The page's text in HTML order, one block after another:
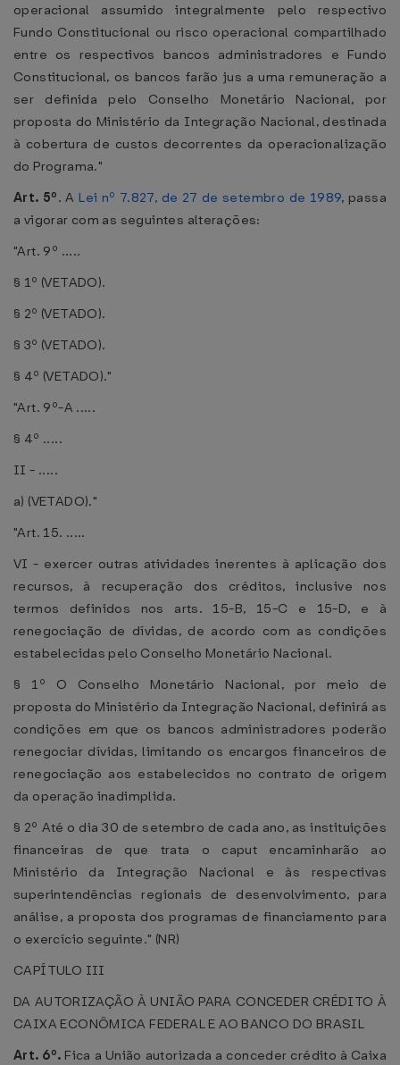
operacional assumido integralmente pelo respectivo
Fundo Constitucional ou risco operacional compartilhado
entre os respectivos bancos administradores e Fundo
Constitucional, os bancos farão jus a uma remuneração a
ser definida pelo Conselho Monetário Nacional, por
proposta do Ministério da Integração Nacional, destinada
à cobertura de custos decorrentes da operacionalização
do Programa."
Art. 5º. A Lei nº 7.827, de 27 de setembro de 1989, passa
a vigorar com as seguintes alterações:
"Art. 9º .....
§ 1º (VETADO).
§ 2º (VETADO).
§ 3º (VETADO).
§ 4º (VETADO)."
"Art. 9º-A .....
§ 4º .....
II - .....
a) (VETADO)."
"Art. 15. .....
VI - exercer outras atividades inerentes à aplicação dos
recursos, à recuperação dos créditos, inclusive nos
termos definidos nos arts. 15-B, 15-C e 15-D, e à
renegociação de dívidas, de acordo com as condições
estabelecidas pelo Conselho Monetário Nacional.
§ 1º O Conselho Monetário Nacional, por meio de
proposta do Ministério da Integração Nacional, definirá as
condições em que os bancos administradores poderão
renegociar dívidas, limitando os encargos financeiros de
renegociação aos estabelecidos no contrato de origem
da operação inadimplida.
§ 2º Até o dia 30 de setembro de cada ano, as instituições
financeiras de que trata o caput encaminharão ao
Ministério da Integração Nacional e às respectivas
superintendências regionais de desenvolvimento, para
análise, a proposta dos programas de financiamento para
o exercício seguinte." (NR)
CAPÍTULO III
DA AUTORIZAÇÃO À UNIÃO PARA CONCEDER CRÉDITO À
CAIXA ECONÔMICA FEDERAL E AO BANCO DO BRASIL
Art. 6º. Fica a União autorizada a conceder crédito à Caixa